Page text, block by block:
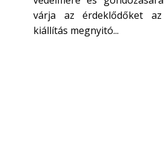
várja az érdeklődőket az
kiállítás megnyitó...